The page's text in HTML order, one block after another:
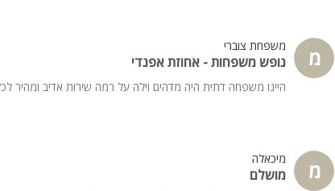
מ משפחת צוברי
נופש משפחות - אחוזת אפנדי
היינו משפחה דתית היה מדהים וילה על רמה שירות אדיב ומהיר
מ מיכאלה
מושלם